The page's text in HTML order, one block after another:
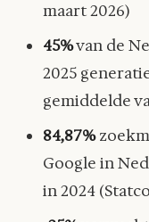
maart 2026)
45%van de
2025
gemiddelde
84,87%
Google in
in 2024